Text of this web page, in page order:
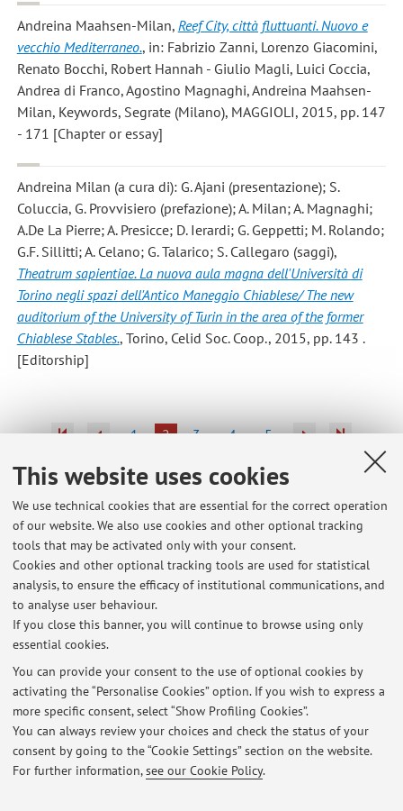
This website uses cookies
We use technical cookies that are essential for the correct operation
of our website. We also use cookies and other optional tracking
tools that may be activated only with your consent.
Cookies and other optional tracking tools are used for statistical
analysis, to ensure the efficacy of institutional communications, and
to analyse user behaviour.
If you close this banner, you will continue to browse using only
essential cookies.
You can provide your consent to the use of optional cookies by
activating the “Personalise Cookies” option. If you wish to express a
more specific consent, select “Show Profiling Cookies”.
You can always review your choices and check the status of your
consent by going to the “Cookie Settings” section on the website.
For further information,see our Cookie Policy.
Andreina Maahsen-Milan, Reef City, città fluttuanti. Nuovo e
vecchio Mediterraneo., in: Fabrizio Zanni, Lorenzo Giacomini,
Renato Bocchi, Robert Hannah - Giulio Magli, Luici Coccia,
Andrea di Franco, Agostino Magnaghi, Andreina Maahsen-
Milan, Keywords, Segrate (Milano), MAGGIOLI, 2015, pp. 147
- 171 [Chapter or essay]
Andreina Milan (a cura di): G. Ajani (presentazione); S.
Coluccia, G. Provvisiero (prefazione); A. Milan; A. Magnaghi;
A.De La Pierre; A. Presicce; D. Ierardi; G. Geppetti; M. Rolando;
G.F. Sillitti; A. Celano; G. Talarico; S. Callegaro (saggi),
Theatrum sapientiae. La nuova aula magna dell'Università di
Torino negli spazi dell'Antico Maneggio Chiablese/ The new
auditorium of the University of Turin in the area of the former
Chiablese Stables., Torino, Celid Soc. Coop., 2015, pp. 143 .
[Editorship]
1 2 3 4 5
Latest news
Convegno STC 2019 Salerno - 19-20 sett. 2019.
Published on: June 17 2019
Convegno AISU Bologna 2019 "La città globale e la condizione
urbana come fenomeno pervasivo" - 11-14 settembre 2019
Published on: June 17 2019
Convegno "Energia-Architettura-Paesaggio", Milano, 20 Novembre
2015.
Published on: December 18 2015